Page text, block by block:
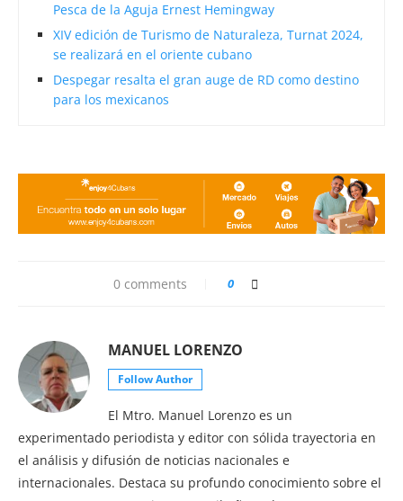
Pesca de la Aguja Ernest Hemingway
XIV edición de Turismo de Naturaleza, Turnat 2024,
se realizará en el oriente cubano
Despegar resalta el gran auge de RD como destino
para los mexicanos
0 comments 0
MANUEL LORENZO
Follow Author
El Mtro. Manuel Lorenzo es un
experimentado periodista y editor con sólida trayectoria en
el análisis y difusión de noticias nacionales e
internacionales. Destaca su profundo conocimiento sobre el